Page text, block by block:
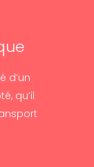
d’un
qu’il